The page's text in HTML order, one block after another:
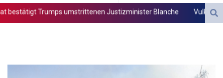
BBD 2.013896
Trumps umstrittenen Justizminister Blanche Vulkan